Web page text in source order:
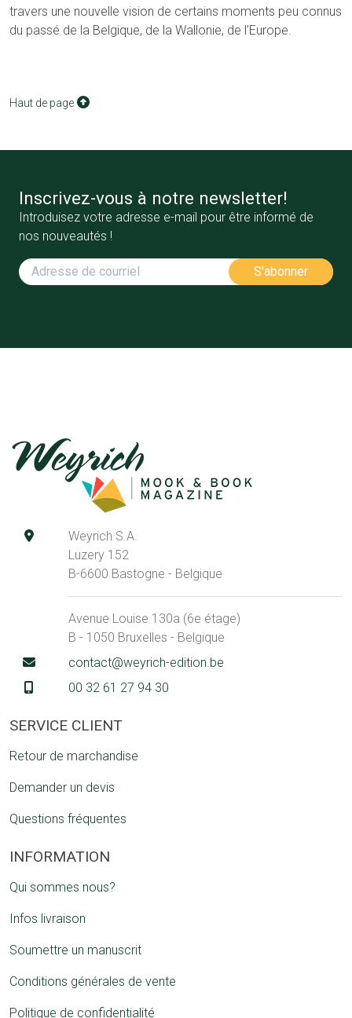
travers une nouvelle vision de certains moments peu connus
du passé de la Belgique, de la Wallonie, de l’Europe.
Haut de page
Inscrivez-vous à notre newsletter!
Introduisez votre adresse e-mail pour être informé de
nos nouveautés !
Weyrich S.A.
Luzery 152
B-6600 Bastogne - Belgique
Avenue Louise 130a (6e étage)
B - 1050 Bruxelles - Belgique
contact@weyrich-edition.be
00 32 61 27 94 30
SERVICE CLIENT
Retour de marchandise
Demander un devis
Questions fréquentes
INFORMATION
Qui sommes nous?
Infos livraison
Soumettre un manuscrit
Conditions générales de vente
Politique de confidentialité